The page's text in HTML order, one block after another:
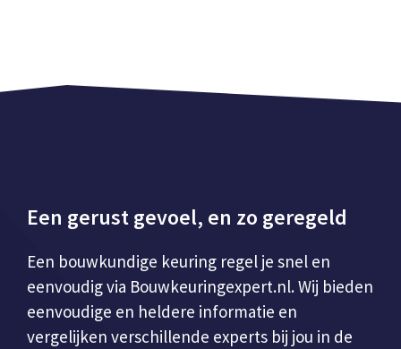
Een gerust gevoel, en zo geregeld
Een bouwkundige keuring regel je snel en
eenvoudig via Bouwkeuringexpert.nl. Wij bieden
eenvoudige en heldere informatie en
vergelijken verschillende experts bij jou in de